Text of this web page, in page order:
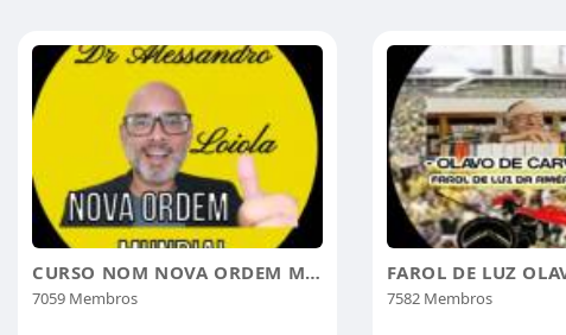
CURSO NOM NOVA ORDEM MUNDIAL
7059 Membros 7582 Membros